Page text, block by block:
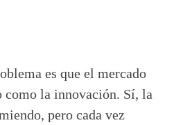
es que el mercado
como la innovación. Sí, la
pero cada vez